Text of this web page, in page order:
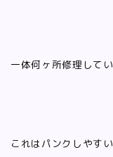
一体何ヶ所修理して
これはパンクしやす